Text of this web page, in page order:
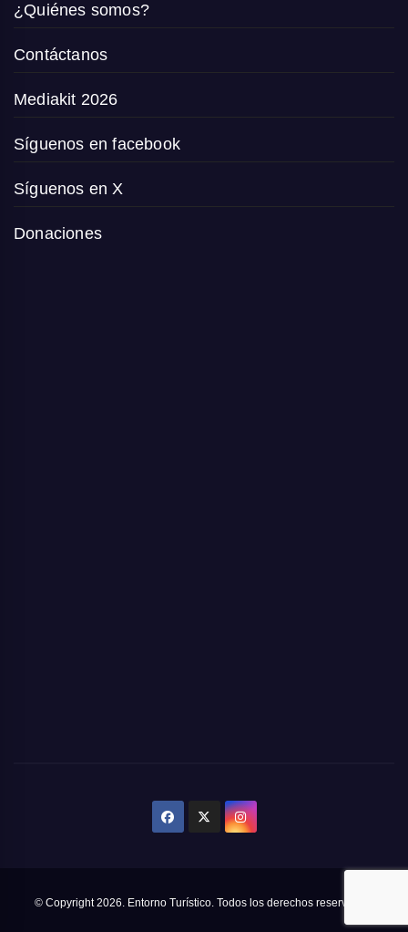
¿Quiénes somos?
Contáctanos
Mediakit 2026
Síguenos en facebook
Síguenos en X
Donaciones